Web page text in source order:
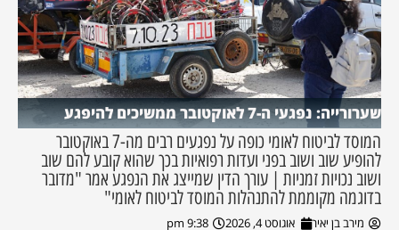
שערורייה: נפגעי ה-7 לאוקטובר ממשיכים להיפגע
המוסד לביטוח לאומי כופה על נפגעים רבים מה-7 באוקטובר
להופיע שוב ושוב בפני ועדות רפואיות בכך שהוא קובע להם שוב
ושוב נכויות זמניות | עורך הדין שמייצג את הנפגע אמר "מדובר
בדוגמה מקוממת להתנהלות המוסד לביטוח לאומי"
מירב בן יאיר אוגוסט 4, 2026 9:38 pm